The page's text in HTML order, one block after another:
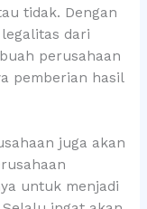
tidak. Dengan
dari
perusahaan
pemberian hasil
juga akan
untuk menjadi